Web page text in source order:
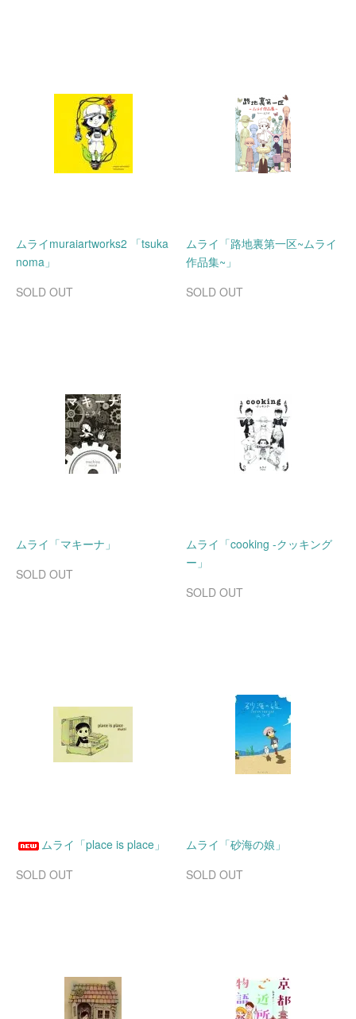
ムライmuraiartworks2 「tsuka
noma」
SOLD OUT
ムライ「路地裏第一区~ムライ
作品集~」
SOLD OUT
ムライ「マキーナ」
SOLD OUT
ムライ「cooking -クッキング
ー」
SOLD OUT
ムライ「place is place」
SOLD OUT
ムライ「砂海の娘」
SOLD OUT